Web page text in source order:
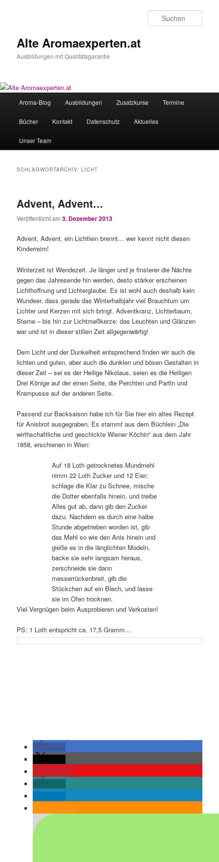
Alte Aromaexperten.at
Ausbildungen mit Qualitätsgarantie
Aroma-Blog Ausbildungen Zusatzkurse Termine
Bücher Kontakt Datenschutz Aktuelles
Unser Team
SCHLAGWORTARCHIV:LICHT
Advent, Advent…
Veröffentlicht am3. Dezember 2013
Advent, Advent, ein Lichtlein brennt… wer kennt nicht diesen
Kinderreim!
Winterzeit ist Wendezeit. Je länger und je finsterer die Nächte
gegen das Jahresende hin werden, desto stärker erscheinen
Lichthoffnung und Lichterglaube. Es ist wohl auch deshalb kein
Wundeer, dass gerade das Winterhalbjahr viel Brauchtum um
Lichter und Kerzen mit sich bringt. Adventkranz, Lichterbaum,
Sterne – bis hin zur Lichtmeßkerze: das Leuchten und Glänzen
war und ist in dieser stillen Zeit allgegenwärtig!
Dem Licht und der Dunkelheit entsprechend finden wir auch die
lichten und guten, aber auch die dunklen und bösen Gestalten in
dieser Zeit – sei es der Heilige Nikolaus, seien es die Heiligen
Drei Könige auf der einen Seite, die Perchten und Partln und
Krampusse auf der anderen Seite.
Passend zur Backsaison habe ich für Sie hier ein altes Rezept
für Anisbrot ausgegraben. Es stammt aus dem Büchlein „Die
wirthschaftliche und geschickte Wiener Köchin“ aus dem Jahr
1858, erschienen in Wien:
Auf 18 Loth getrocknetes Mundmehl
nimm 22 Loth Zucker und 12 Eier;
schlage die Klar zu Schnee, mische
die Dotter ebenfalls hinein, und treibe
Alles gut ab, dann gib den Zucker
dazu. Nachdem es durch eine halbe
Stunde abgetrieben worden ist, gib
das Mehl so wie den Anis hinein und
gieße es in die länglichten Modeln,
backe sie sehr langsam heraus,
zerschneide sie dann
messerrückenbreit, gib die
Stückchen auf ein Blech, und lasse
sie im Ofen trocknen.
Viel Vergnügen beim Ausprobieren und Verkosten!
PS: 1 Loth entspricht ca. 17,5 Gramm…